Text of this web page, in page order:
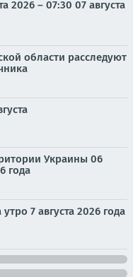
2026 – 07:30 07 августа
области расследуют
Украины 06
года
7 августа 2026 года